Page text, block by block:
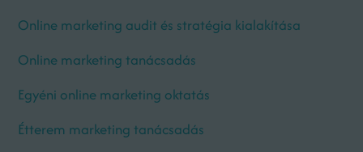
Online marketing audit és stratégia kialakítása
Online marketing tanácsadás
Egyéni online marketing oktatás
Étterem marketing tanácsadás